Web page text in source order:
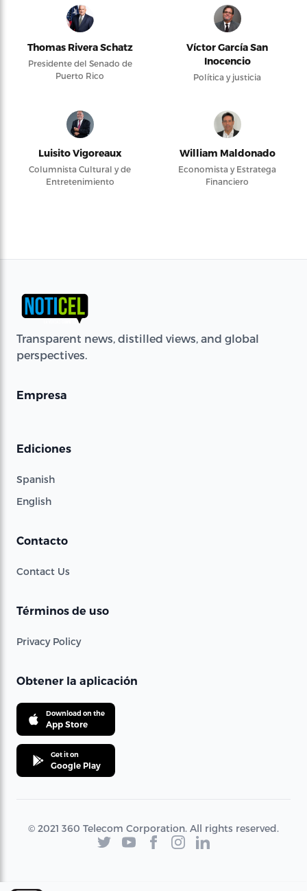
Thomas Rivera Schatz
Presidente del Senado de
Puerto Rico
Víctor García San
Inocencio
Política y justicia
Luisito Vigoreaux
Columnista Cultural y de
Entretenimiento
William Maldonado
Economista y Estratega
Financiero
Transparent news, distilled views, and global
perspectives.
Empresa
Ediciones
Spanish
English
Contacto
Contact Us
Términos de uso
Privacy Policy
Obtener la aplicación
Download on the
App Store
Get it on
Google Play
© 2021 360 Telecom Corporation. All rights reserved.